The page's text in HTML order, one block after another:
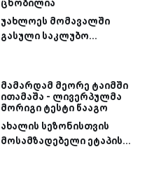
ცნობილია
უახლოეს მომავალში
გასული საკლუბო...
მამარდამ მეორე ტაიმში
ითამაშა - ლივერპულმა
მორიგი ტესტი წააგო
ახალის სეზონისთვის
მოსამზადებელი ეტაპის...